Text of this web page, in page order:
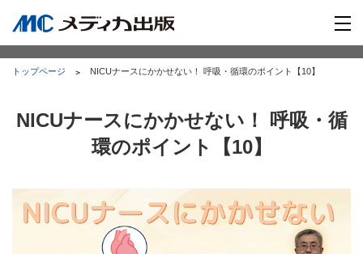
トップページ NICUナースにかかせない！ 呼吸・循環のポイント【10】
NICUナースにかかせない！ 呼吸・循
環のポイント【10】